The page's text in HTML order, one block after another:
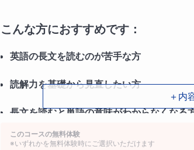
こんな方におすすめです：
英語の長文を読むのが苦手な方
読解力を基礎から見直したい方
長文を読むと単語の意味がわからなくなる
＋内
このコースの無料体験
※いずれかを無料体験時にご選択いただけます